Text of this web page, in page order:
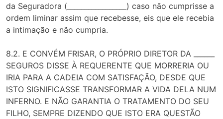
da Seguradora (_________________) caso não cumprisse a
ordem liminar assim que recebesse, eis que ele recebia
a intimação e não cumpria.
8.2. E CONVÉM FRISAR, O PRÓPRIO DIRETOR DA ______
SEGUROS DISSE À REQUERENTE QUE MORRERIA OU
IRIA PARA A CADEIA COM SATISFAÇÃO, DESDE QUE
ISTO SIGNIFICASSE TRANSFORMAR A VIDA DELA NUM
INFERNO. E NÃO GARANTIA O TRATAMENTO DO SEU
FILHO, SEMPRE DIZENDO QUE ISTO ERA QUESTÃO